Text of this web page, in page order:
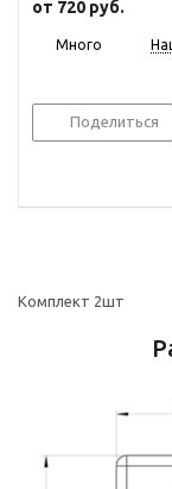
от 720 руб.
Много
Поделиться
Комплект 2шт